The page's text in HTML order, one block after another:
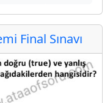
Final Sınavı